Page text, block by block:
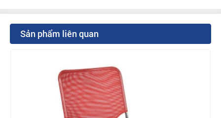
Sản phẩm liên quan